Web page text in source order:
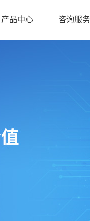
产品中心 咨询服务